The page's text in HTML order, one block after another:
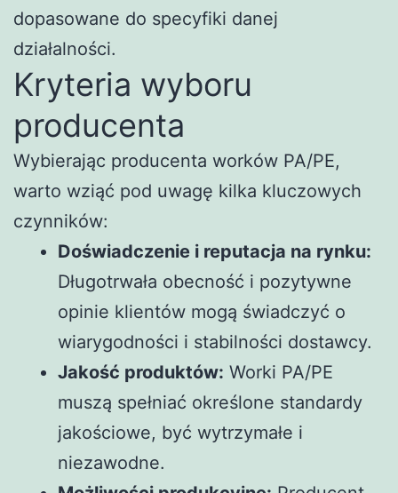
dopasowane do specyfiki danej
działalności.
Kryteria wyboru
producenta
Wybierając producenta worków PA/PE,
warto wziąć pod uwagę kilka kluczowych
czynników:
Doświadczenie i reputacja na rynku:
Długotrwała obecność i pozytywne
opinie klientów mogą świadczyć o
wiarygodności i stabilności dostawcy.
Jakość produktów: Worki PA/PE
muszą spełniać określone standardy
jakościowe, być wytrzymałe i
niezawodne.